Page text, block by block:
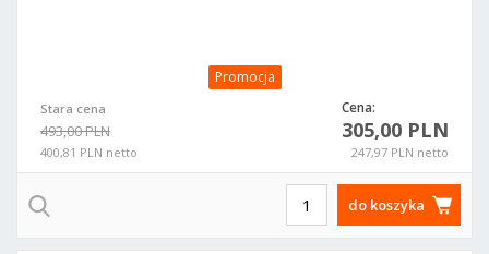
Promocja
Stara cena
493,00 PLN
400,81 PLN netto
Cena:
305,00 PLN
247,97 PLN netto
do koszyka